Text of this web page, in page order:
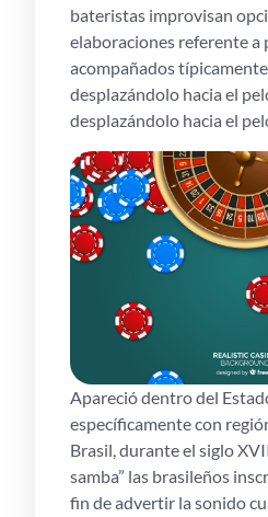
bateristas improvisan
elaboraciones referente a
acompañados
desplazándolo hacia el
desplazándolo hacia el
Apareció dentro del
específicamente con
Brasil, durante el siglo
samba” las brasileños
fin de advertir la sonido